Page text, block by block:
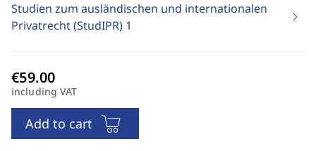
Studien zum ausländischen und internationalen
Privatrecht (StudIPR) 1
including VAT
Add to cart